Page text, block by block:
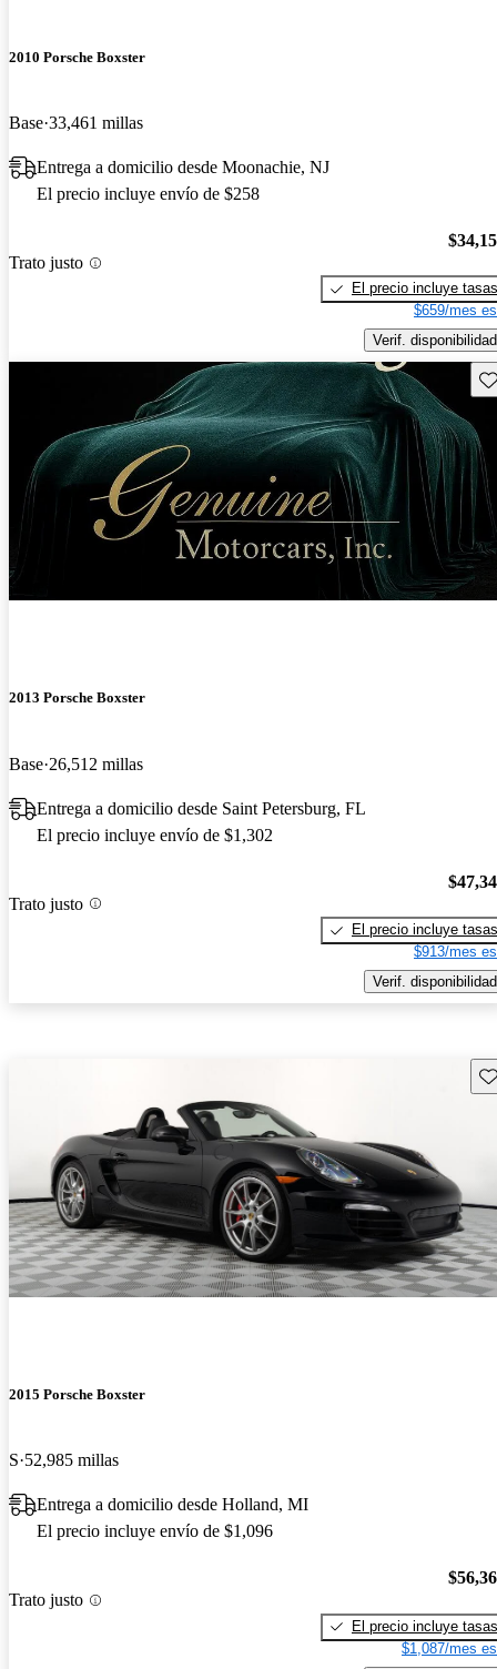
2010 Porsche Boxster
Base 33,461 millas
Entrega a domicilio desde Moonachie, NJ
El precio incluye envío de $258
Trato justo
El precio incluye tasas
$659/mes
Verif. disponibilidad
¡Nuevo!
2013 Porsche Boxster
Base 26,512 millas
Entrega a domicilio desde Saint Petersburg, FL
El precio incluye envío de $1,302
Trato justo
El precio incluye tasas
$913/mes
Verif. disponibilidad
2015 Porsche Boxster
S 52,985 millas
Entrega a domicilio desde Holland, MI
El precio incluye envío de $1,096
Trato justo
El precio incluye tasas
$1,087/mes